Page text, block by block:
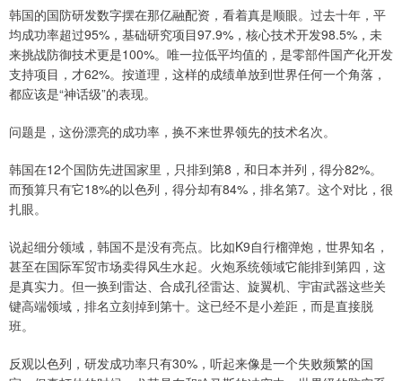
韩国的国防研发数字摆在那亿融配资，看着真是顺眼。过去十年，平
均成功率超过95%，基础研究项目97.9%，核心技术开发98.5%，未
来挑战防御技术更是100%。唯一拉低平均值的，是零部件国产化开发
支持项目，才62%。按道理，这样的成绩单放到世界任何一个角落，
都应该是“神话级”的表现。
问题是，这份漂亮的成功率，换不来世界领先的技术名次。
韩国在12个国防先进国家里，只排到第8，和日本并列，得分82%。
而预算只有它18%的以色列，得分却有84%，排名第7。这个对比，很
扎眼。
说起细分领域，韩国不是没有亮点。比如K9自行榴弹炮，世界知名，
甚至在国际军贸市场卖得风生水起。火炮系统领域它能排到第四，这
是真实力。但一换到雷达、合成孔径雷达、旋翼机、宇宙武器这些关
键高端领域，排名立刻掉到第十。这已经不是小差距，而是直接脱
班。
反观以色列，研发成功率只有30%，听起来像是一个失败频繁的国